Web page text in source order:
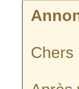
Chers